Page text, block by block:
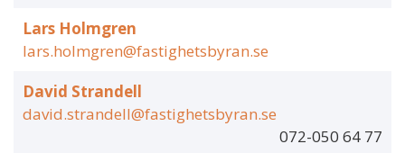
Lars Holmgren
lars.holmgren@fastighetsbyran.se
David Strandell
david.strandell@fastighetsbyran.se
072-050 64 77